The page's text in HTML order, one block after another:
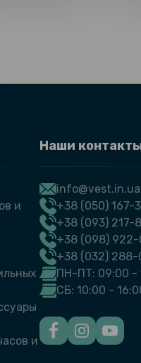
и
и
Наши
info@vest.in.ua
+38 (050) 167-
+38 (093) 217-
+38 (098)
+38 (032) 288-
ПН-ПТ: 09:00 -
СБ: 10:00 -